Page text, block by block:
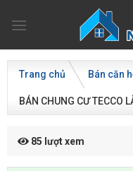
Trang chủ Bán căn
BÁN CHUNG CƯ TECCO
85 lượt xem